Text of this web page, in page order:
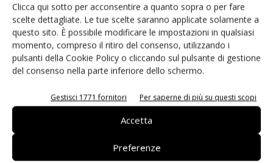
Clicca qui sotto per acconsentire a quanto sopra o per fare
scelte dettagliate. Le tue scelte saranno applicate solamente a
questo sito. È possibile modificare le impostazioni in qualsiasi
momento, compreso il ritiro del consenso, utilizzando i
pulsanti della Cookie Policy o cliccando sul pulsante di gestione
del consenso nella parte inferiore dello schermo.
Gestisci 1771 fornitori Per saperne di più su questi scopi
Accetta
Preferenze
Selezione di elettronica